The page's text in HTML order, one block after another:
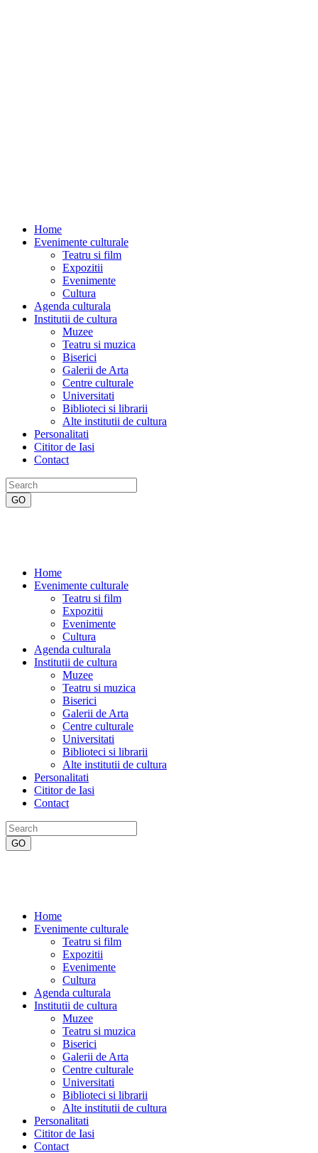
Home
Evenimente culturale
Teatru si film
Expozitii
Evenimente
Cultura
Agenda culturala
Institutii de cultura
Muzee
Teatru si muzica
Biserici
Galerii de Arta
Centre culturale
Universitati
Biblioteci si librarii
Alte institutii de cultura
Personalitati
Cititor de Iasi
Contact
Home
Evenimente culturale
Teatru si film
Expozitii
Evenimente
Cultura
Agenda culturala
Institutii de cultura
Muzee
Teatru si muzica
Biserici
Galerii de Arta
Centre culturale
Universitati
Biblioteci si librarii
Alte institutii de cultura
Personalitati
Cititor de Iasi
Contact
Home
Evenimente culturale
Teatru si film
Expozitii
Evenimente
Cultura
Agenda culturala
Institutii de cultura
Muzee
Teatru si muzica
Biserici
Galerii de Arta
Centre culturale
Universitati
Biblioteci si librarii
Alte institutii de cultura
Personalitati
Cititor de Iasi
Contact